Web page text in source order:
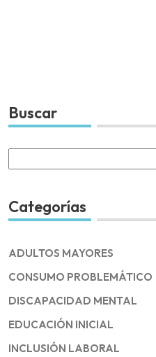
Buscar
for:
Categorías
ADULTOS MAYORES
CONSUMO PROBLEMÁTICO
DISCAPACIDAD MENTAL
EDUCACIÓN INICIAL
INCLUSIÓN LABORAL